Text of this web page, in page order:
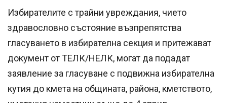
Избирателите с трайни увреждания, чието
здравословно състояние възпрепятства
гласуването в избирателна секция и притежават
документ от ТЕЛК/НЕЛК, могат да подадат
заявление за гласуване с подвижна избирателна
кутия до кмета на общината, района, кметството,